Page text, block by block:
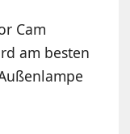
Cam
am besten